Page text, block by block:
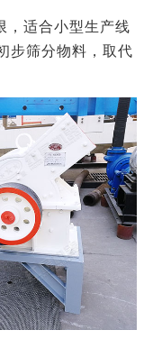
，适合小型生产线
步筛分物料，取代